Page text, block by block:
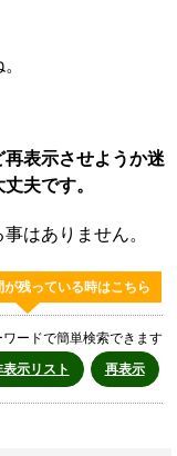
表示させようか迷
夫です。
はありません。
が残っている時はこちら
ードで簡単検索できます
表示リスト 再表示